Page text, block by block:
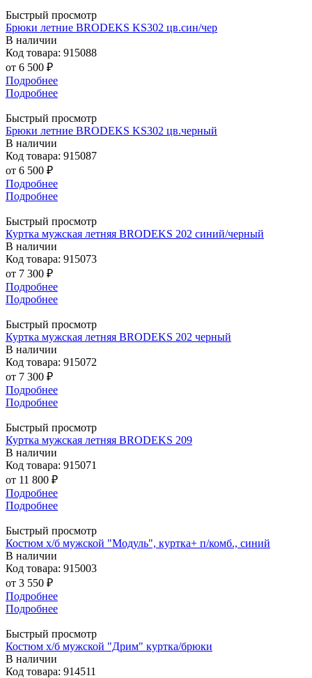
Быстрый просмотр
Брюки летние BRODEKS KS302 цв.син/чер
В наличии
Код товара: 915088
от 6 500 ₽
Подробнее
Подробнее
Быстрый просмотр
Брюки летние BRODEKS KS302 цв.черный
В наличии
Код товара: 915087
от 6 500 ₽
Подробнее
Подробнее
Быстрый просмотр
Куртка мужская летняя BRODEKS 202 синий/черный
В наличии
Код товара: 915073
от 7 300 ₽
Подробнее
Подробнее
Быстрый просмотр
Куртка мужская летняя BRODEKS 202 черный
В наличии
Код товара: 915072
от 7 300 ₽
Подробнее
Подробнее
Быстрый просмотр
Куртка мужская летняя BRODEKS 209
В наличии
Код товара: 915071
от 11 800 ₽
Подробнее
Подробнее
Быстрый просмотр
Костюм х/б мужской "Модуль", куртка+ п/комб., синий
В наличии
Код товара: 915003
от 3 550 ₽
Подробнее
Подробнее
Быстрый просмотр
Костюм х/б мужской "Дрим" куртка/брюки
В наличии
Код товара: 914511